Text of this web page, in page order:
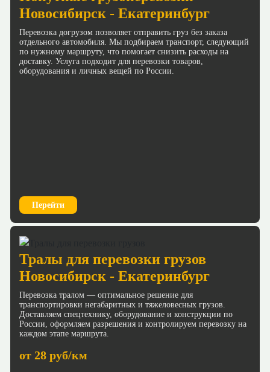
Новосибирск - Екатеринбург
Перевозка догрузом позволяет отправить груз без заказа
отдельного автомобиля. Мы подбираем транспорт, следующий
по нужному маршруту, что помогает снизить расходы на
доставку. Услуга подходит для перевозки товаров,
оборудования и личных вещей по России.
Перейти
Тралы для перевозки грузов
Новосибирск - Екатеринбург
Перевозка тралом — оптимальное решение для
транспортировки негабаритных и тяжеловесных грузов.
Доставляем спецтехнику, оборудование и конструкции по
России, оформляем разрешения и контролируем перевозку на
каждом этапе маршрута.
от 28 руб/км